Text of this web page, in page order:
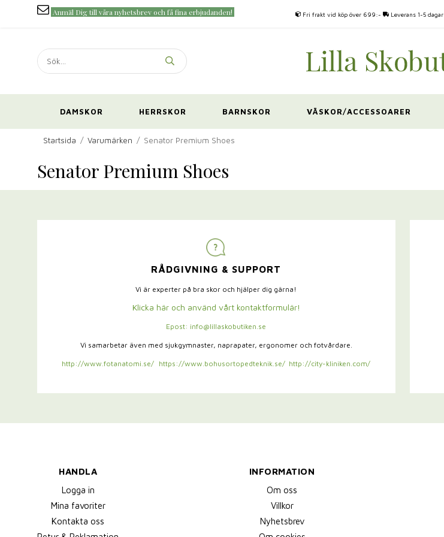
Anmäl Dig till våra nyhetsbrev och få fina erbjudanden! Fri frakt vid köp över 699:- Leverans 1-5 dagar
DAMSKOR HERRSKOR BARNSKOR VÄSKOR/ACCESSOARER
Startsida / Varumärken / Senator Premium Shoes
Senator Premium Shoes
RÅDGIVNING & SUPPORT
Vi är experter på bra skor och hjälper dig gärna!
Klicka här och använd vårt kontaktformulär!
Epost: info@lillaskobutiken.se
Vi samarbetar även med sjukgymnaster, naprapater, ergonomer och fotvårdare.
http://www.fotanatomi.se/ https://www.bohusortopedteknik.se/ http://city-kliniken.com/
HANDLA
Logga in
Mina favoriter
Kontakta oss
INFORMATION
Om oss
Villkor
Nyhetsbrev